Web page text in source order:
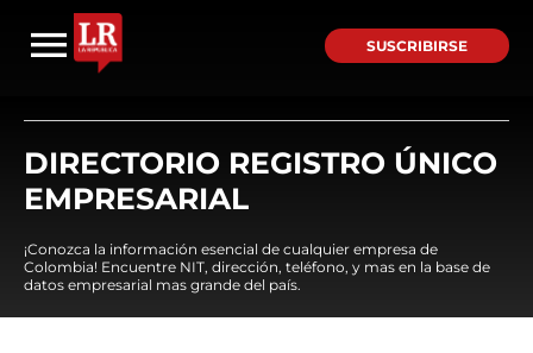
SUSCRIBIRSE
DIRECTORIO REGISTRO ÚNICO
EMPRESARIAL
¡Conozca la información esencial de cualquier empresa de
Colombia! Encuentre NIT, dirección, teléfono, y mas en la base de
datos empresarial mas grande del país.